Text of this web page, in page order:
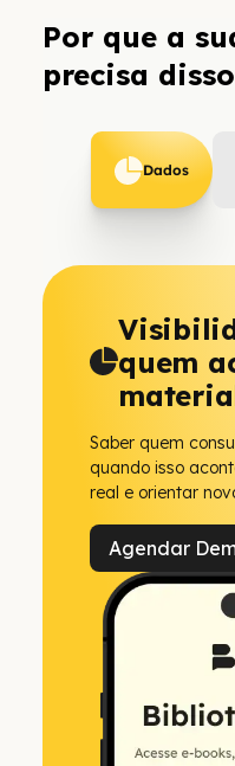
Por que a
precisa
Dados
quem
Saber quem
quando isso
real e orientar
Agendar